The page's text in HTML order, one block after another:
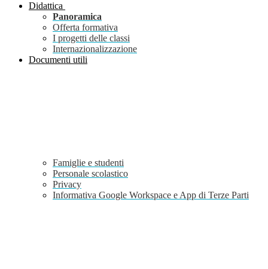
Didattica
Panoramica
Offerta formativa
I progetti delle classi
Internazionalizzazione
Documenti utili
Famiglie e studenti
Personale scolastico
Privacy
Informativa Google Workspace e App di Terze Parti